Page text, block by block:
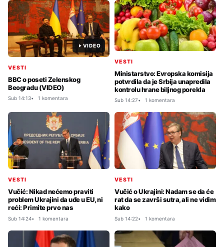
VIDEO
VESTI
BBC o poseti Zelenskog
Beogradu (VIDEO)
Sub 14:13 1 komentara
VESTI
Ministarstvo: Evropska komisija
potvrdila da je Srbija unapredila
kontrolu hrane biljnog porekla
Sub 14:27 1 komentara
VESTI
Vučić: Nikad nećemo praviti
problem Ukrajini da uđe u EU, ni
reći: Primite prvo nas
Sub 14:24 1 komentara
VESTI
Vučić o Ukrajini: Nadam se da će
rat da se završi sutra, ali ne vidim
kako
Sub 14:22 1 komentara